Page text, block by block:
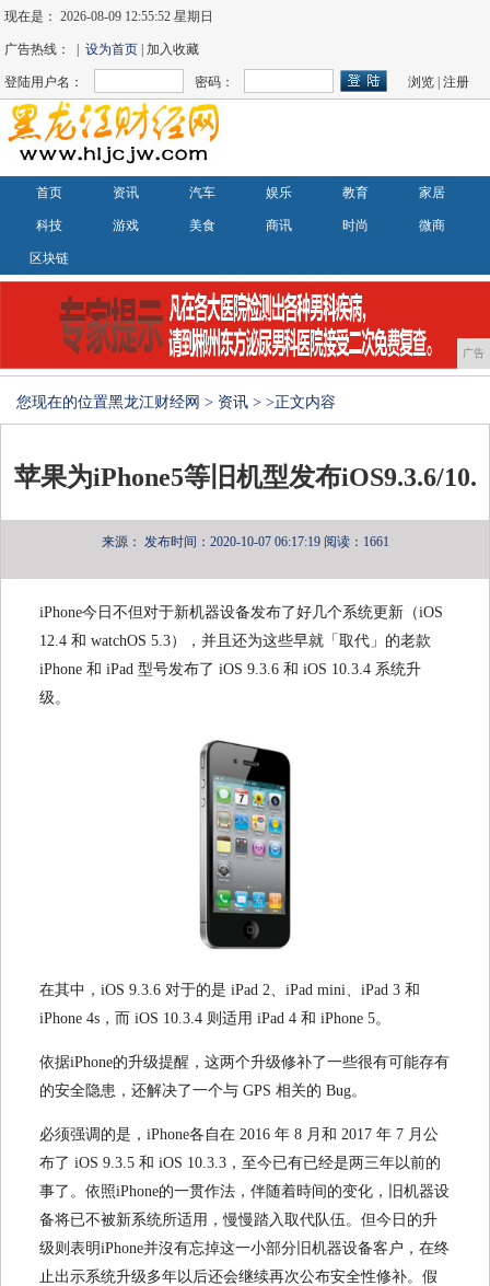
现在是：2026-08-09 12:55:52 星期日
广告热线： |设为首页 | 加入收藏
登陆用户名： 密码： 浏览 |注册
首页 资讯 汽车 娱乐 教育 家居
科技 游戏 美食 商讯 时尚 微商
区块链
广告
您现在的位置黑龙江财经网 > 资讯 > >正文内容
苹果为iPhone5等旧机型发布iOS9.3.6/10.
来源： 发布时间：2020-10-07 06:17:19 阅读：1661
iPhone今日不但对于新机器设备发布了好几个系统更新（iOS
12.4 和 watchOS 5.3），并且还为这些早就「取代」的老款
iPhone 和 iPad 型号发布了 iOS 9.3.6 和 iOS 10.3.4 系统升
级。
在其中，iOS 9.3.6 对于的是 iPad 2、iPad mini、iPad 3 和
iPhone 4s，而 iOS 10.3.4 则适用 iPad 4 和 iPhone 5。
依据iPhone的升级提醒，这两个升级修补了一些很有可能存有
的安全隐患，还解决了一个与 GPS 相关的 Bug。
必须强调的是，iPhone各自在 2016 年 8 月和 2017 年 7 月公
布了 iOS 9.3.5 和 iOS 10.3.3，至今已有已经是两三年以前的
事了。依照iPhone的一贯作法，伴随着時间的变化，旧机器设
备将已不被新系统所适用，慢慢踏入取代队伍。但今日的升
级则表明iPhone并沒有忘掉这一小部分旧机器设备客户，在终
止出示系统升级多年以后还会继续再次公布安全性修补。假